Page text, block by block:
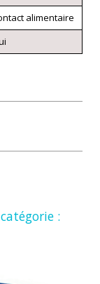
alimentaire
: